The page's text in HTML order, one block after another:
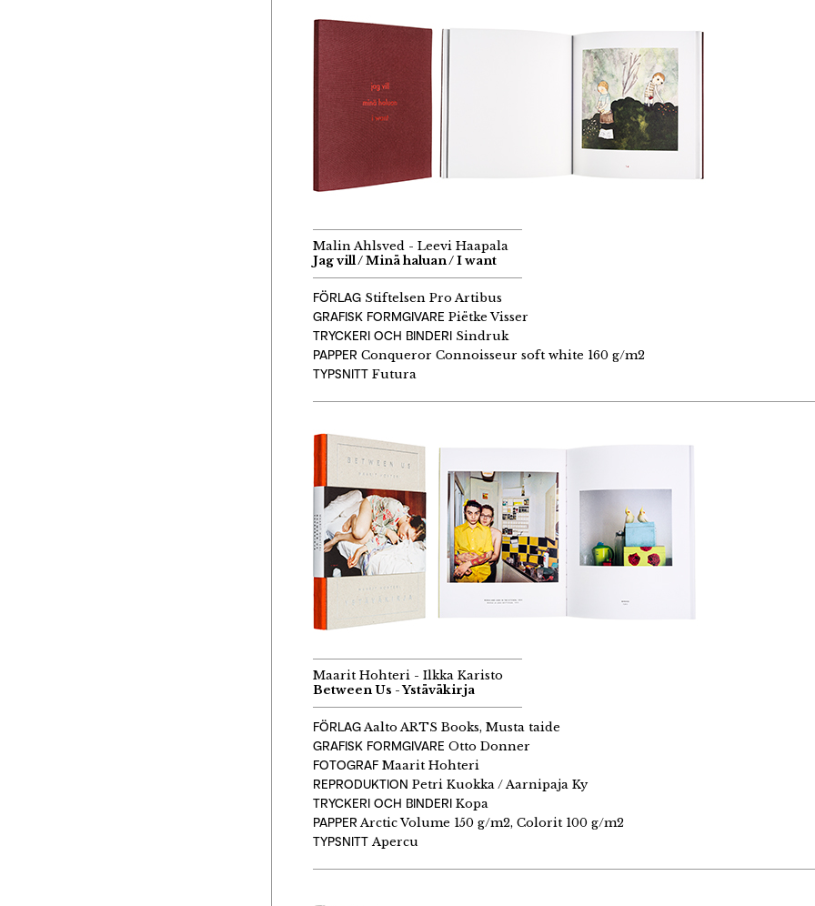
Malin Ahlsved - Leevi Haapala
Jag vill / Minä haluan / I want
FÖRLAG Stiftelsen Pro Artibus
GRAFISK FORMGIVARE Piëtke Visser
TRYCKERI OCH BINDERI Sindruk
PAPPER Conqueror Connoisseur soft white 160 g/m2
TYPSNITT Futura
Maarit Hohteri - Ilkka Karisto
Between Us - Ystäväkirja
FÖRLAGAalto ARTS Books, Musta taide
GRAFISK FORMGIVARE Otto Donner
FOTOGRAF Maarit Hohteri
REPRODUKTION Petri Kuokka / Aarnipaja Ky
TRYCKERI OCH BINDERI Kopa
PAPPERArctic Volume 150 g/m2, Colorit 100 g/m2
TYPSNITTApercu